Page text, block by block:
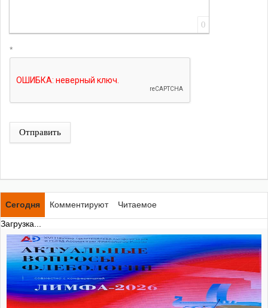
0
*
Отправить
Сегодня Комментируют
Читаемое
Загрузка...